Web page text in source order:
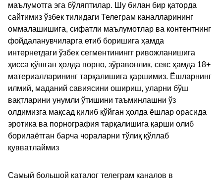
маълумотга эга бўляптилар. Шу билан бир қаторда
сайтимиз ўзбек тилидаги Телеграм каналларининг
оммалашишига, сифатли маълумотлар ва контентнинг
фойдаланувчиларга етиб боришига ҳамда
интернетдаги ўзбек сегментинингг ривожланишига
ҳисса қўшган ҳолда порно, зўравонлик, секс ҳамда 18+
материалларининг тарқалишига қаршимиз. Ёшларнинг
илмий, маданий савиясини ошириш, уларни бўш
вақтларини унумли ўтишини таъминлашни ўз
олдимизга мақсад қилиб қўйган ҳолда ёшлар орасида
эротика ва порнография тарқалишига қарши олиб
борилаётган барча чораларни тўлиқ қўллаб
қувватлаймиз
Самый большой каталог телеграм каналов в